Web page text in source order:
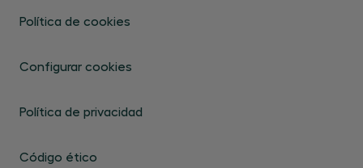
Política de cookies
Configurar cookies
Política de privacidad
Código ético